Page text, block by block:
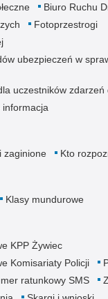
Biuro Ruchu
Fotoprzestrogi
ubezpieczeń w
uczestników zdarzeń
zaginione Kto
Klasy mundurowe
KPP Żywiec
Komisariaty Policji
ratunkowy SMS